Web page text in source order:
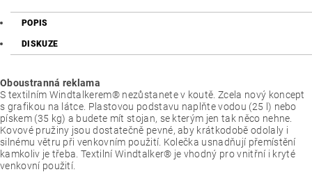
POPIS
DISKUZE
Oboustranná reklama
S textilním Windtalkerem® nezůstanete v koutě. Zcela nový koncept
s grafikou na látce. Plastovou podstavu naplňte vodou (25 l) nebo
pískem (35 kg) a budete mít stojan, se kterým jen tak něco nehne.
Kovové pružiny jsou dostatečně pevné, aby krátkodobě odolaly i
silnému větru při venkovním použití. Kolečka usnadňují přemístění
kamkoliv je třeba. Textilní Windtalker® je vhodný pro vnitřní i kryté
venkovní použití.